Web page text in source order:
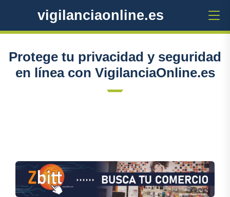
vigilanciaonline.es
Protege tu privacidad y seguridad
en línea con VigilanciaOnline.es